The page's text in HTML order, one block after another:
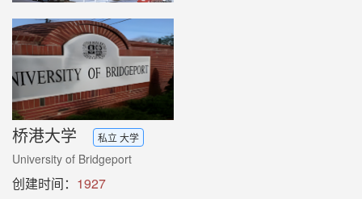
桥港大学 私立 大学
University of Bridgeport
创建时间： 1927